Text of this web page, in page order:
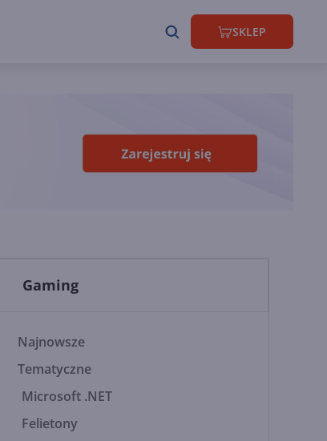
SKLEP
Gaming
Najnowsze
Tematyczne
Microsoft .NET
Felietony